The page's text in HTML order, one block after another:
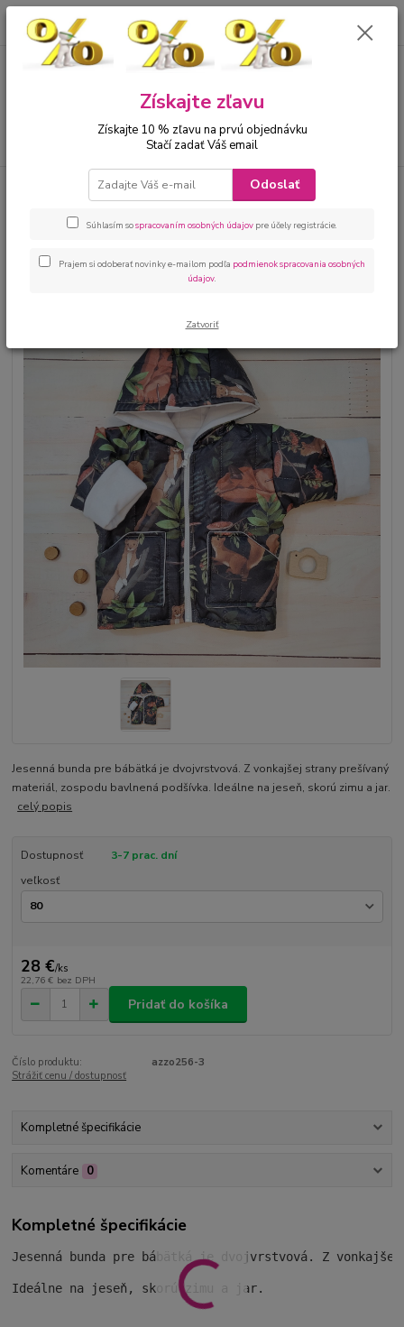
00421 905 612848 za0 €
Mikiny,bundy tepláky, súpravy
Jesenná bunda pre
bábätká motív zvieratká
Jesenná bunda pre bábätká motív
zvieratká
Jesenná bunda pre bábätká je dvojvrstvová. Z vonkajšej strany prešívaný
materiál, zospodu bavlnená podšívka. Ideálne na jeseň, skorú zimu a jar.
celý popis
Dostupnosť
3-7 prac. dní
veľkosť
28 €/ks
22,76 € bez DPH
Pridať do košíka
Číslo produktu:
azzo256-3
Strážiť cenu / dostupnosť
Kompletné špecifikácie
Komentáre 0
Kompletné špecifikácie
Jesenná bunda pre bábätká je dvojvrstvová. Z
Ideálne na jeseň, skorú zimu a jar.
Získajte zľavu
Získajte 10 % zľavu na prvú objednávku
Stačí zadať Váš email
Odoslať
Súhlasím sospracovaním osobných údajov pre účely registrácie.
Prajem si odoberať novinky e-mailom podľa podmienok spracovania osobných
údajov.
Zatvoriť